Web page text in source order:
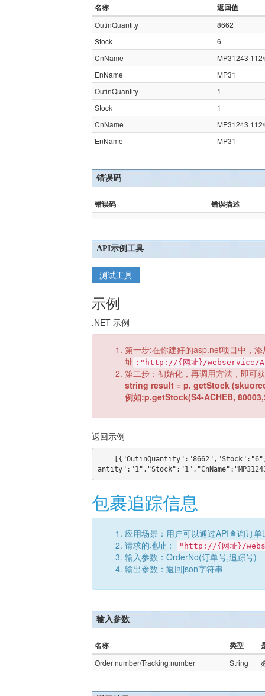
名称 返回值
OutinQuantity
8662
Stock
6
CnName
MP31243
EnName
MP31
OutinQuantity
1
Stock
1
CnName
MP31243
EnName
MP31
错误码
错误码 错误描述
API示例工具
测试工具
示例
.NET 示例
第一步:在你建好的asp.net项目中，
址 :"http://{网址}/webservice/
第二步：初始化，再调用方法，即可
string result = p. getStock
例如:p.getStock(S4-ACHEB,
返回示例
包裹追踪信息
应用场景：用户可以通过API查询订单
请求的地址：
"http://{网址}/
输入参数：OrderNo(订单号,追踪号)
输出参数：返回json字符串
输入参数
名称 类型
Order number/Tracking number String